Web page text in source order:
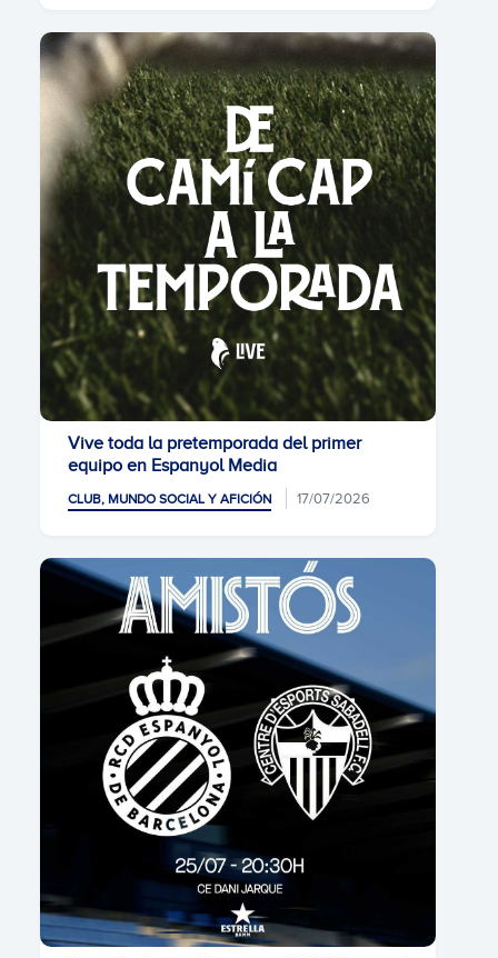
Vive toda la pretemporada del primer
equipo en Espanyol Media
CLUB, MUNDO SOCIAL Y AFICIÓN 17/07/2026